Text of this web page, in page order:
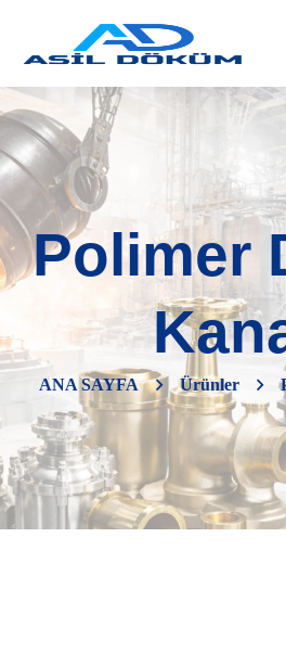
Polimer
ANA SAYFA Ürünler